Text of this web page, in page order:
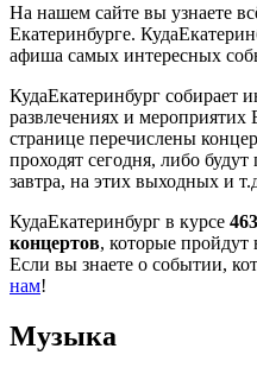
На нашем сайте вы узнаете
Екатеринбурге.
афиша самых интересных
КудаЕкатеринбург
развлечениях и мероприятих
странице перечислены
проходят сегодня, либо
завтра, на этих выходных и
КудаЕкатеринбург в курсе
концертов, которые пройдут
Если вы знаете о событии,
нам!
Музыка